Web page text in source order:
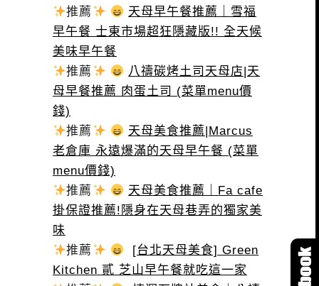
推薦
天母早午餐推薦｜雪福
早午餐 士東市場超狂隱藏版!! 全天候
美味早午餐
推薦
八禱碳烤土司天母店|天
母早餐推薦 肉蛋土司 (菜單menu價
錢)
推薦
天母美食推薦|Marcus
老倉庫 永遠爆滿的天母早午餐 (菜單
menu價錢)
推薦
天母美食推薦｜Fa cafe
掛保證推薦!隱身在天母巷弄的獨家美
味
推薦
[台北天母美食] Green
Kitchen 貳 芝山早午餐就吃這一家